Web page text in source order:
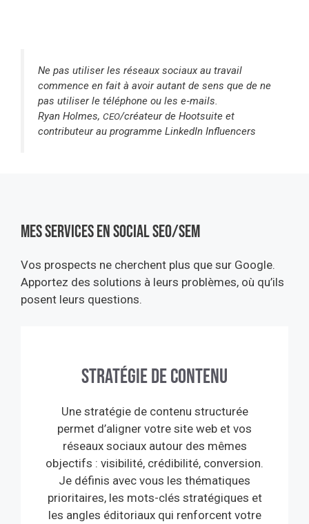
Ne pas utiliser les réseaux sociaux au travail
commence en fait à avoir autant de sens que de ne
pas utiliser le téléphone ou les e‑mails.
Ryan Holmes, CEO/créateur de Hootsuite et
contributeur au programme LinkedIn Influencers
Mes services en social seo/sem
Vos prospects ne cherchent plus que sur Google.
Apportez des solutions à leurs problèmes, où qu’ils
posent leurs questions.
Stratégie de contenu
Une stratégie de contenu structurée
permet d’aligner votre site web et vos
réseaux sociaux autour des mêmes
objectifs : visibilité, crédibilité, conversion.
Je définis avec vous les thématiques
prioritaires, les mots-clés stratégiques et
les angles éditoriaux qui renforcent votre